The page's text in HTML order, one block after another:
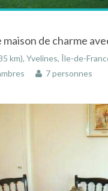
km), Yvelines, Île-de-
7 personnes